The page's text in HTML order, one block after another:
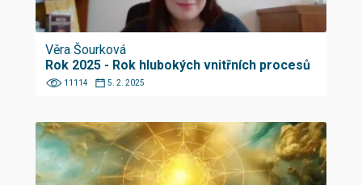
Věra Šourková
Rok 2025 - Rok hlubokých vnitřních procesů
11114 5. 2. 2025